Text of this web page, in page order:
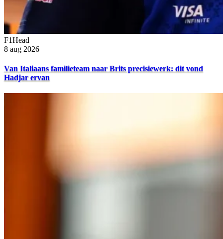
F1Head
8 aug 2026
Van Italiaans familieteam naar Brits precisiewerk: dit vond
Hadjar ervan